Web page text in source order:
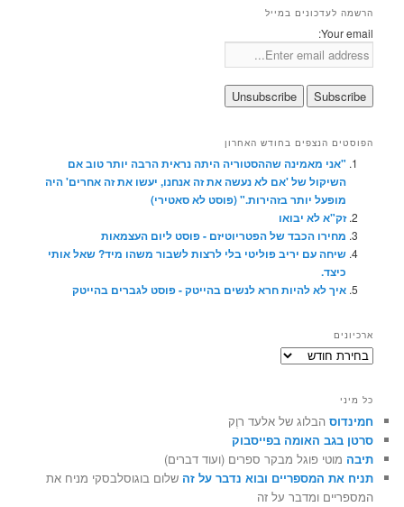
הרשמה לעדכונים במייל
Your email:
הפוסטים הנצפים בחודש האחרון
"אני מאמינה שההסטוריה היתה נראית הרבה יותר טוב אם
השיקול של 'אם לא נעשה את זה אנחנו, יעשו את זה אחרים' היה
מופעל יותר בזהירות." (פוסט לא סאטירי)
זק"א לא יבואו
מחירו הכבד של הפטריוטיזם - פוסט ליום העצמאות
שיחה עם יריב פוליטי בלי לרצות לשבור משהו מיד? שאל אותי
כיצד.
איך לא להיות חרא לנשים בהייטק - פוסט לגברים בהייטק
ארכיונים
ארכיונים
כל מיני
חמינדוס הבלוג של אלעד רוֶק
סרטן בגב האומה בפייסבוק
תיבה מוטי פוגל מבקר ספרים (ועוד דברים)
תניח את המספריים ובוא נדבר על זה שלום בוגוסלבסקי מניח את
המספריים ומדבר על זה